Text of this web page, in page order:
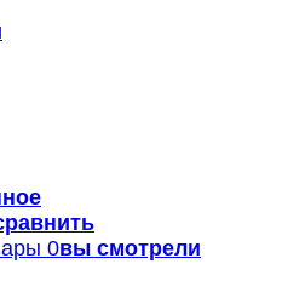
0вы смотрели